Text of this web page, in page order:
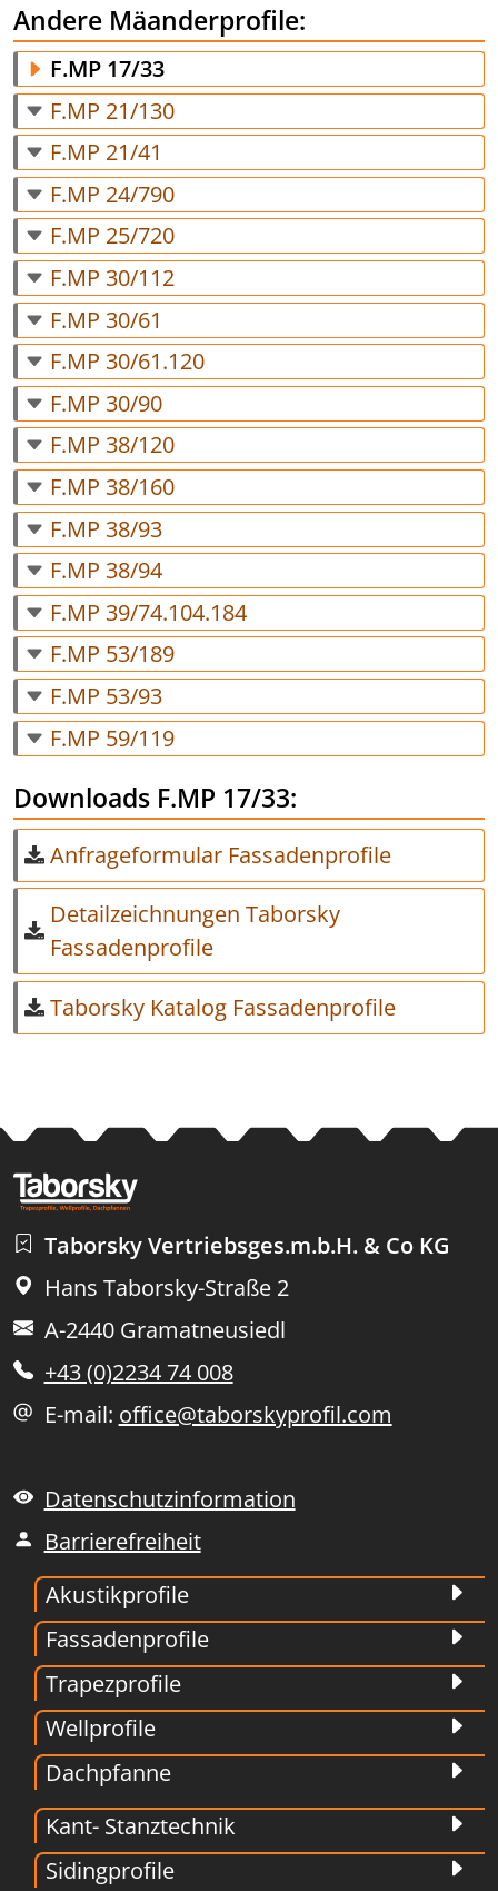
Andere Mäanderprofile:
F.MP 17/33
F.MP 21/130
F.MP 21/41
F.MP 24/790
F.MP 25/720
F.MP 30/112
F.MP 30/61
F.MP 30/61.120
F.MP 30/90
F.MP 38/120
F.MP 38/160
F.MP 38/93
F.MP 38/94
F.MP 39/74.104.184
F.MP 53/189
F.MP 53/93
F.MP 59/119
Downloads F.MP 17/33:
Anfrageformular Fassadenprofile
Detailzeichnungen Taborsky
Fassadenprofile
Taborsky Katalog Fassadenprofile
Taborsky Vertriebsges.m.b.H. & Co KG
Hans Taborsky-Straße 2
A-2440 Gramatneusiedl
+43 (0)2234 74 008
E-mail: office@taborskyprofil.com
Datenschutzinformation
Barrierefreiheit
Akustikprofile
Fassadenprofile
Trapezprofile
Wellprofile
Dachpfanne
Kant- Stanztechnik
Sidingprofile